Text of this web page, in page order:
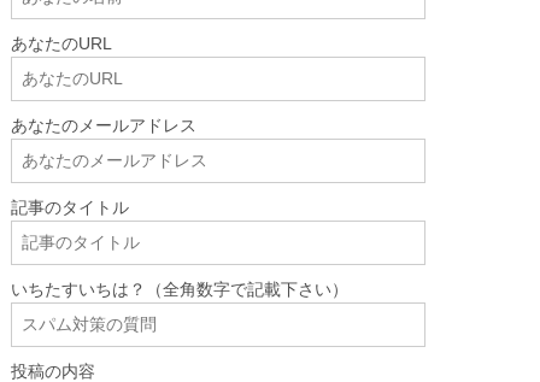
あなたのURL
あなたのメールアドレス
記事のタイトル
いちたすいちは？（全角数字で記載下さい）
投稿の内容